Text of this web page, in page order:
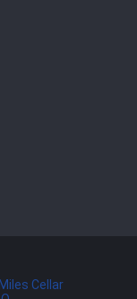
Miles Cellar